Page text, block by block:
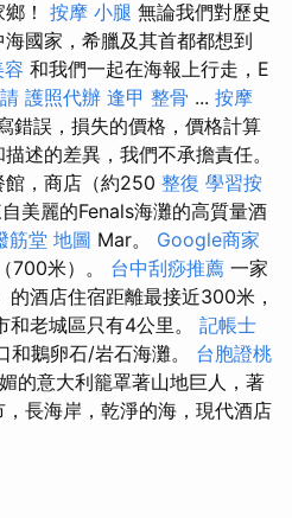
！ 按摩 小腿 無論我們對歷史
國家，希臘及其首都都想到
和我們一起在海報上行走，E
護照代辦 逢甲 整骨 ... 按摩
錯誤，損失的價格，價格計算
述的差異，我們不承擔責任。
館，商店（約250 整復 學習按
美麗的Fenals海灘的高質量酒
筋堂 地圖 Mar。 Google商家
700米）。 台中刮痧推薦 一家
酒店住宿距離最接近300米，
老城區只有4公里。 記帳士
和鵝卵石/岩石海灘。 台胞證桃
的意大利籠罩著山地巨人，著
長海岸，乾淨的海，現代酒店